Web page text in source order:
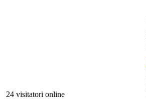
24 visitatori online